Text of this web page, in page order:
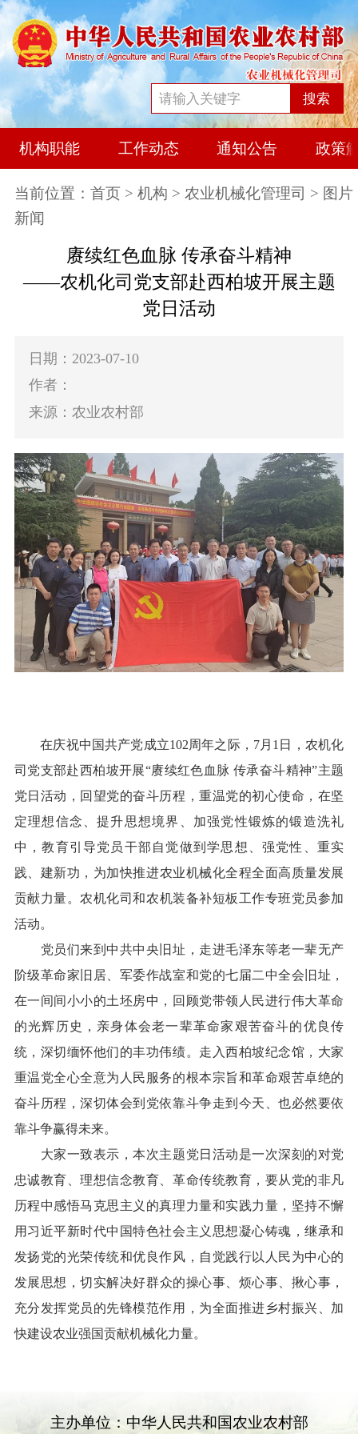
搜索
机构职能 工作动态 通知公告 政策
当前位置： 首页 > 机构 > 农业机械化管理司 > 图片
新闻
赓续红色血脉 传承奋斗精神
——农机化司党支部赴西柏坡开展主题
党日活动
日期：2023-07-10
作者：
来源：农业农村部
在庆祝中国共产党成立102周年之际， 7月 1 日，农机化
司党支部赴西柏坡开展“赓续红色血脉 传承奋斗精神”主题
党日活动，回望党的奋斗历程，重温党的初心使命，在坚
定理想信念、提升思想境界、加强党性锻炼的锻造洗礼
中，教育引导党员干部自觉做到学思想、强党性、重实
践、建新功 ， 为加快推进农业机械化全程全面高质量发展
贡献力量。农机化司和农机装备补短板工作专班党员参加
活动。
党员们来到中共中央旧址， 走进毛泽东等老一辈无产
阶级革命家旧居、军委作战室和党的七届二中全会旧址 ，
在一间间小小的土坯房中，回顾党带领人民进行伟大革命
的光辉历史，亲身体会老一辈革命家艰苦奋斗的优良传
统，深切缅怀他们的丰功伟绩。走入西柏坡纪念馆，大家
重温党全心全意为人民服务的根本宗旨和革命艰苦卓绝的
奋斗历程，深切体会到党依靠斗争走到今天、也必然要依
靠斗争赢得未来。
大家一致表示，本次主题党日活动是一次深刻 的对党
忠诚教育、理想信念教育、革命传统教育，要从党的非凡
历程中感悟马克思主义的真理力量和实践力量，坚持不懈
用习近平新时代中国特色社会主义思想凝心铸魂，继承和
发扬党的光荣传统和优良作风，自觉践行以人民为中心的
发展思想，切实解决好群众的操心事、烦心事、揪心事，
充分发挥党员的先锋模范作用， 为全面推进乡村振兴、加
快建设农业强国贡献机械化力量。
主办单位：中华人民共和国农业农村部